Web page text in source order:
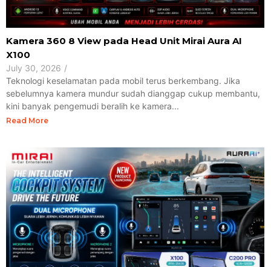
Kamera 360 8 View pada Head Unit Mirai Aura AI
X100
July 30, 2026 /
Teknologi keselamatan pada mobil terus berkembang. Jika
sebelumnya kamera mundur sudah dianggap cukup membantu,
kini banyak pengemudi beralih ke kamera...
Read More